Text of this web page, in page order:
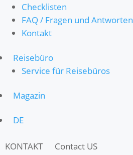
Checklisten
FAQ / Fragen und Antworten
Kontakt
Reisebüro
Service für Reisebüros
Magazin
DE
KONTAKT
Contact US